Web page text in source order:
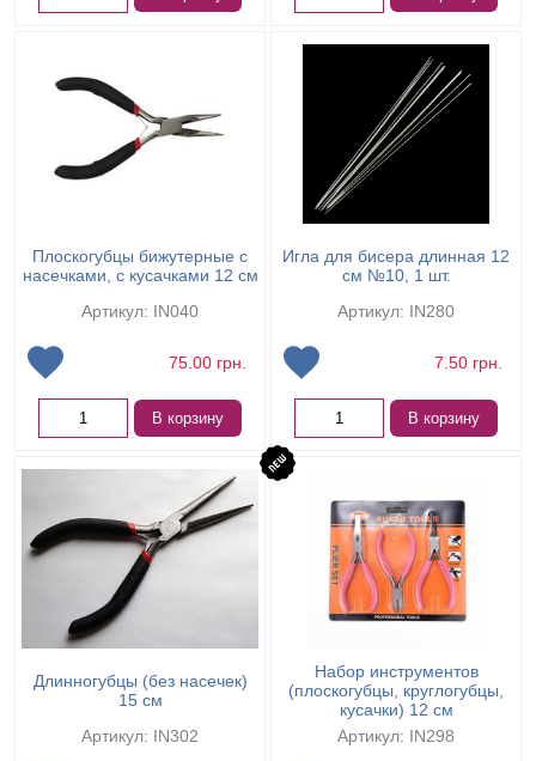
Плоскогубцы бижутерные с
насечками, с кусачками 12 см
Артикул: IN040
75.00 грн.
В корзину
Игла для бисера длинная 12
см №10, 1 шт.
Артикул: IN280
7.50 грн.
В корзину
Длинногубцы (без насечек)
15 см
Артикул: IN302
Набор инструментов
(плоскогубцы, круглогубцы,
кусачки) 12 см
Артикул: IN298